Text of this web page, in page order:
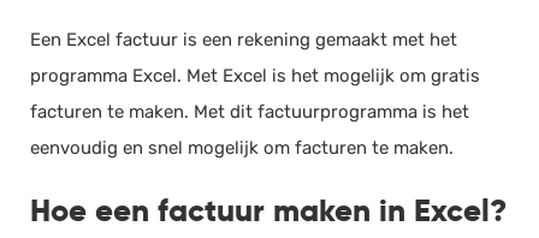
Scan en herken
CRM
Sales
Urenregistratie
Offerte
Een Excel factuur is een rekening gemaakt met het
programma Excel. Met Excel is het mogelijk om gratis
facturen te maken. Met dit factuurprogramma is het
eenvoudig en snel mogelijk om facturen te maken.
Hoe een factuur maken in Excel?